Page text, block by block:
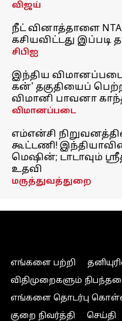
விஜய்
நீட் வினாத்தாளை
கசியவிட்டது இப்படி
சிபிஐ
இந்திய
கன்' தகுதியைப்
விமானி பாவனா
விமானப்படை
எம்என்சி
கூட்டணி!
மெஷின்; டாடாவும்
உதவி
மருத்துவத்துறை
எங்களை பற்றி
விதிமுறைகளும்
எங்களை தொடர்பு
குறை நிவர்த்தி
செய்தி